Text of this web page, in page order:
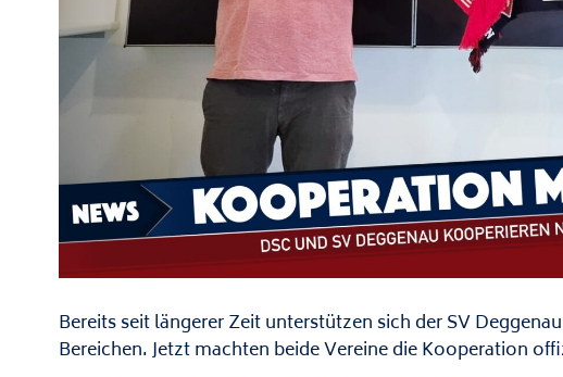
Bereits seit längerer Zeit unterstützen sich der SV
Bereichen. Jetzt machten beide Vereine die Kooperation